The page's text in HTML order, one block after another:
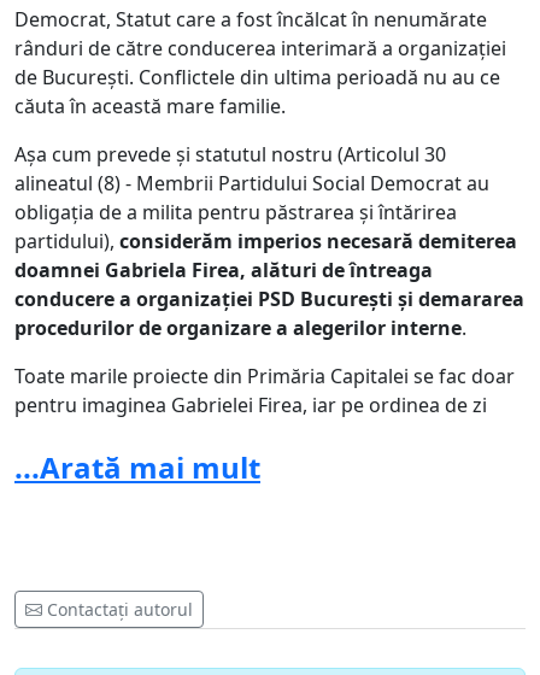
Democrat, Statut care a fost încălcat în nenumărate
rânduri de către conducerea interimară a organizației
de București. Conflictele din ultima perioadă nu au ce
căuta în această mare familie.
Așa cum prevede și statutul nostru (Articolul 30
alineatul (8) - Membrii Partidului Social Democrat au
obligația de a milita pentru păstrarea și întărirea
partidului), considerăm imperios necesară demiterea
doamnei Gabriela Firea, alături de întreaga
conducere a organizației PSD București și demararea
procedurilor de organizare a alegerilor interne.
Toate marile proiecte din Primăria Capitalei se fac doar
pentru imaginea Gabrielei Firea, iar pe ordinea de zi
doar consilierii și membrii PSD sunt nemulțumiți de
activitatea primarului general al capitalei ci toți
consilierilor care stau în sertare, iar pe ordinea de zi se
pun doar cele care convin primarului general. Din
...Arată mai mult
Contactați autorul